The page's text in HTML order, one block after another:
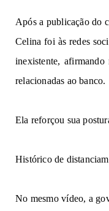
Após a publicação do c
Celina foi às redes soci
inexistente, afirmando
relacionadas ao banco.
Ela reforçou sua
Histórico de distanciam
No mesmo vídeo, a